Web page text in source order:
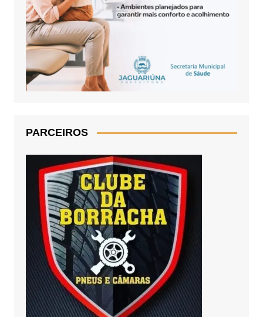
PARCEIROS